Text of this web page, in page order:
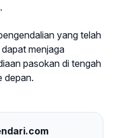
yang telah
menjaga
pasokan di tengah
depan.